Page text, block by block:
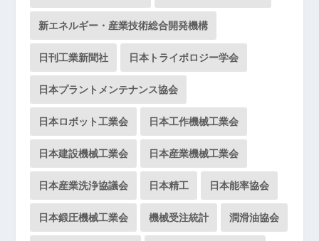
新エネルギー・産業技術総合開発機構
日刊工業新聞社 日本トライボロジー学会
日本プラントメンテナンス協会
日本ロボット工業会 日本工作機械工業会
日本建設機械工業会 日本産業機械工業会
日本産業洗浄協議会 日本精工 日本能率協会
日本鍛圧機械工業会 機械受注統計 潤滑油協会